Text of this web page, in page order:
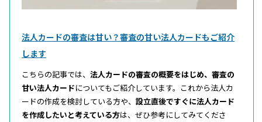
法人カードの審査は甘い？審査の甘い法人カードもご紹介
します
こちらの記事では、 法人カードの審査の概要をはじめ、審査の
甘い法人カードについてもご紹介しています。これから法人カ
ードの作成を検討している方や、 設立直後ですぐに法人カード
を作成したいと考えている方は、ぜひ参考にしてみてくださ